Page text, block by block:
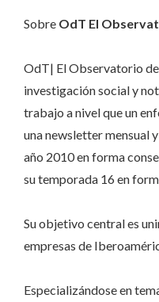
Sobre OdT El
OdT| El Observatorio
investigación social y
trabajo a nivel que un
una newsletter mensual
año 2010 en forma
su temporada 16 en
Su objetivo central es
empresas de
Especializándose en